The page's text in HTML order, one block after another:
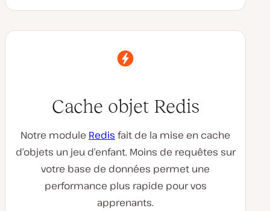
Cache objet Redis
Notre module Redis fait de la mise en cache
d’objets un jeu d’enfant. Moins de requêtes sur
votre base de données permet une
performance plus rapide pour vos
apprenants.